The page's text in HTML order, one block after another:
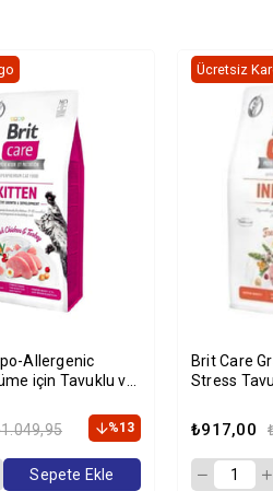
Allergenic
için Tavuklu ve
%13
Sepete Ekle
Brit Care
Stress
₺917,00
Ücretsiz